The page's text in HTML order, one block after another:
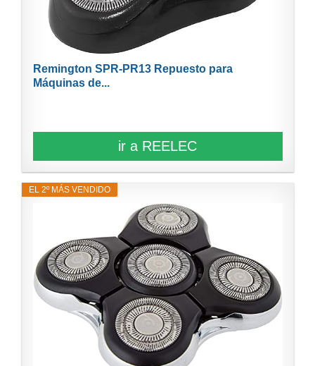
Remington SPR-PR13 Repuesto para
Máquinas de...
ir a REELEC
EL 2º MÁS VENDIDO